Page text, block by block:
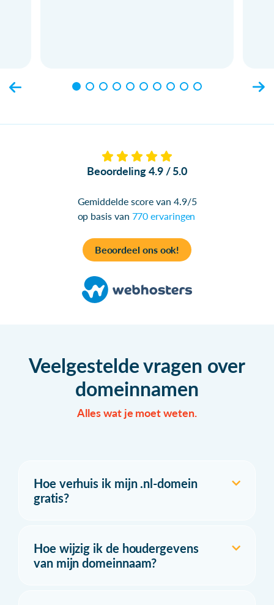
Beoordeling 4.9 / 5.0
Gemiddelde score van 4.9/5
op basis van 770 ervaringen
Beoordeel ons ook!
Veelgestelde vragen over
domeinnamen
Alles wat je moet weten.
Hoe verhuis ik mijn .nl-domein
gratis?
Hoe wijzig ik de houdergevens
van mijn domeinnaam?